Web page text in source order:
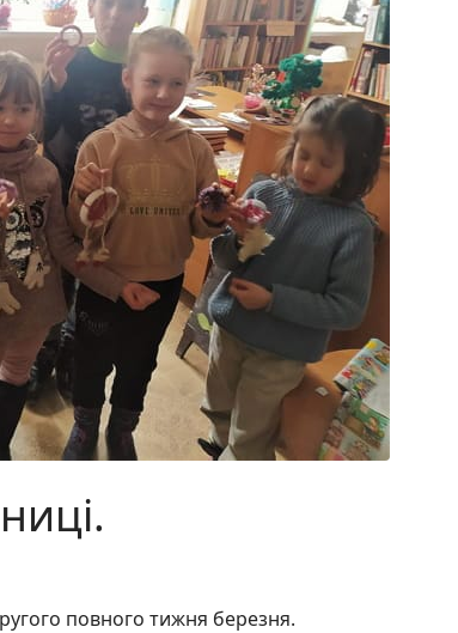
повного тижня березня.